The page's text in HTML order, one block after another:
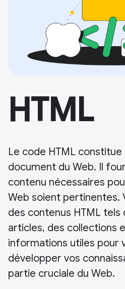
HTML
Le code HTML constitue
document du Web. Il
contenu nécessaires
Web soient pertinentes.
des contenus HTML tels
articles, des collections
informations utiles pour
développer vos
partie cruciale du Web.